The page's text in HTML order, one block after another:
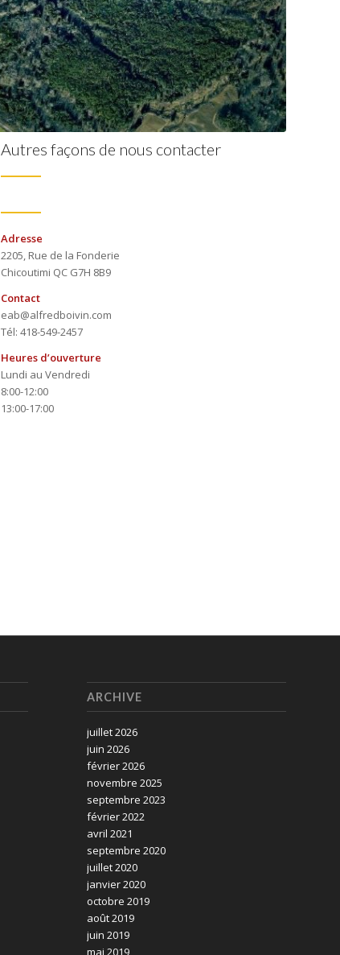
Autres façons de nous contacter
Adresse
2205, Rue de la Fonderie
Chicoutimi QC G7H 8B9
Contact
eab@alfredboivin.com
Tél: 418-549-2457
Heures d’ouverture
Lundi au Vendredi
8:00-12:00
13:00-17:00
ARCHIVE
juillet 2026
juin 2026
février 2026
novembre 2025
septembre 2023
février 2022
avril 2021
septembre 2020
juillet 2020
janvier 2020
octobre 2019
août 2019
juin 2019
mai 2019